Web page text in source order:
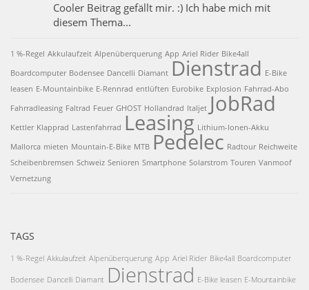
Cooler Beitrag gefällt mir. :) Ich habe mich mit
diesem Thema...
1 %-Regel Akkulaufzeit Alpenüberquerung App Ariel Rider Bike4all
Boardcomputer Bodensee Dancelli Diamant Dienstrad E-Bike
leasen E-Mountainbike E-Rennrad entlüften Eurobike Explosion Fahrrad-Abo
Fahrradleasing Faltrad Feuer GHOST Hollandrad Italjet JobRad
Kettler Klapprad Lastenfahrrad Leasing Lithium-Ionen-Akku
Mallorca mieten Mountain-E-Bike MTB Pedelec Radtour Reichweite
Scheibenbremsen Schweiz Senioren Smartphone Solarstrom Touren Vanmoof
Vernetzung
TAGS
1 %-Regel Akkulaufzeit Alpenüberquerung App Ariel Rider Bike4all Boardcomputer
Bodensee Dancelli Diamant Dienstrad E-Bike leasen E-Mountainbike